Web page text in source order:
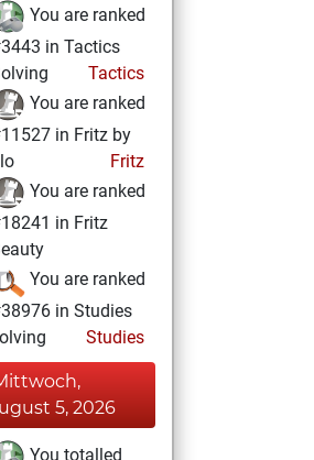
You are ranked
in Tactics
Tactics
You are ranked
in Fritz by
Fritz
You are ranked
in Fritz
You are ranked
in Studies
Studies
5, 2026
You totalled